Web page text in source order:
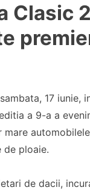
Clasic
17 iunie,
a 9-a a
de ploaie.
de dacii,